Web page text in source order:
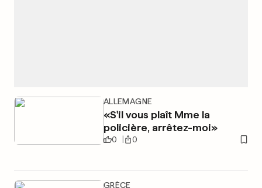
ALLEMAGNE
«S'il vous plaît Mme la
policière, arrêtez-moi»
0 0
GRÈCE